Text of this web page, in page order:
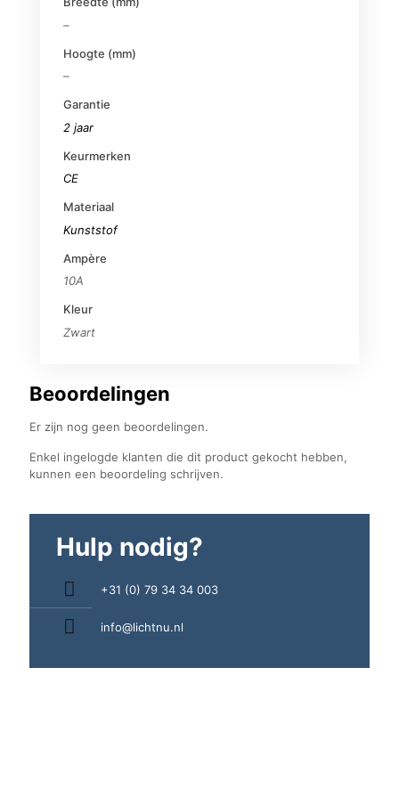
–
Hoogte (mm)
–
Garantie
2 jaar
Keurmerken
CE
Materiaal
Kunststof
Ampère
10A
Kleur
Zwart
Beoordelingen
Er zijn nog geen beoordelingen.
Enkel ingelogde klanten die dit product gekocht hebben,
kunnen een beoordeling schrijven.
Hulp nodig?
+31 (0) 79 34 34 003
info@lichtnu.nl